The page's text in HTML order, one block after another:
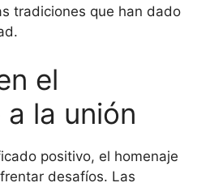
tradiciones que han dado
el
la unión
positivo, el homenaje
desafíos. Las